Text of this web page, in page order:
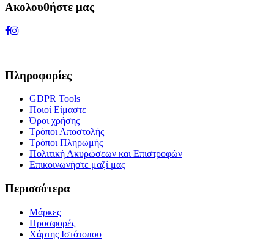
Ακολουθήστε μας
Πληροφορίες
GDPR Tools
Ποιοί Είμαστε
Όροι χρήσης
Τρόποι Αποστολής
Τρόποι Πληρωμής
Πολιτική Ακυρώσεων και Επιστροφών
Επικοινωνήστε μαζί μας
Περισσότερα
Μάρκες
Προσφορές
Χάρτης Ιστότοπου